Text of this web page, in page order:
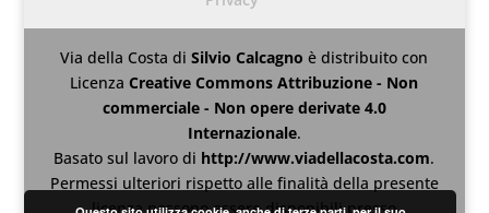
Via della Costa diSilvio Calcagnoè distribuito con
LicenzaCreative Commons Attribuzione - Non
commerciale - Non opere derivate 4.0
Internazionale.
Basato sul lavoro di http://www.viadellacosta.com.
Permessi ulteriori rispetto alle finalità della presente
licenza possono essere disponibili presso